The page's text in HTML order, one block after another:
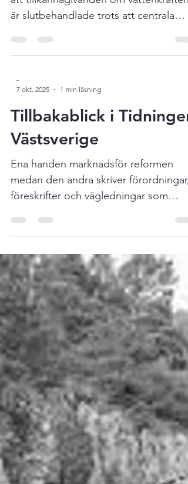
I regeringens budgetproposition
att tillkännagivanden om vattenkraften
är slutbehandlade trots att centrala
delar är pausade eller olösta, skriver
Västsvensk vattenkraftförening. Läs
7 okt. 2025
1 min läsning
Tillbakablick i Tidningen
Västsverige
Ena handen marknadsför reformen
medan den andra skriver förordningar,
föreskrifter och vägledningar som
skjuter den i sank. Bara omprövning,
inga tillståndsprövningar.
Kostnadsbesparingar. En fond som
betalar. Bara nya villkor, inga
Även om det inte är KMV så handlar
bara om nya villkor, inte om att
verksamheten ska upphöra. Ja, det var
ju då svårt att värja sig mot detta, så
som det framställdes. Men så här i
efterhand, hur gick det? Läs
tidningsurklip